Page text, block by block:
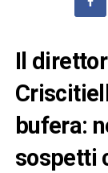
Il
bufera:
sospetti